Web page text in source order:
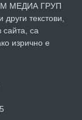
преди 2 години
МЕДИА ГРУП
текстови,
са
изрично е